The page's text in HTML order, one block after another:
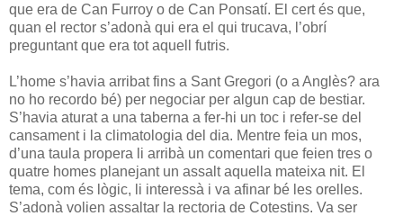
que era de Can Furroy o de Can Ponsatí. El cert és que,
quan el rector s’adonà qui era el qui trucava, l’obrí
preguntant que era tot aquell futris.
L’home s’havia arribat fins a Sant Gregori (o a Anglès? ara
no ho recordo bé) per negociar per algun cap de bestiar.
S’havia aturat a una taberna a fer-hi un toc i refer-se del
cansament i la climatologia del dia. Mentre feia un mos,
d’una taula propera li arribà un comentari que feien tres o
quatre homes planejant un assalt aquella mateixa nit. El
tema, com és lògic, li interessà i va afinar bé les orelles.
S’adonà volien assaltar la rectoria de Cotestins. Va ser